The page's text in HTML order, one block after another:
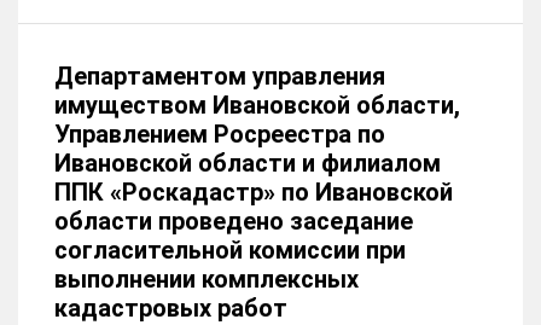
Департаментом управления
имуществом Ивановской области,
Управлением Росреестра по
Ивановской области и филиалом
ППК «Роскадастр» по Ивановской
области проведено заседание
согласительной комиссии при
выполнении комплексных
кадастровых работ